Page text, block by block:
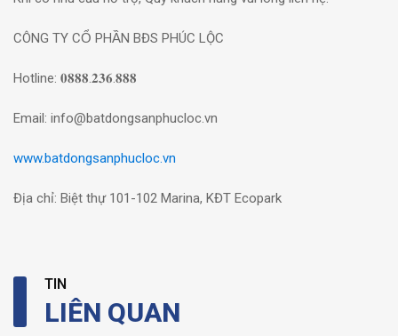
CÔNG TY CỔ PHẦN BĐS PHÚC LỘC
Hotline: 𝟎𝟖𝟖𝟖.𝟐𝟑𝟔.𝟖𝟖𝟖
Email: info@batdongsanphucloc.vn
www.batdongsanphucloc.vn
Địa chỉ: Biệt thự 101-102 Marina, KĐT Ecopark
TIN
LIÊN QUAN